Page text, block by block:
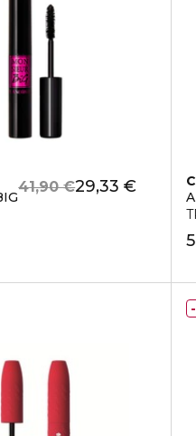
29,33 €
41,90 €